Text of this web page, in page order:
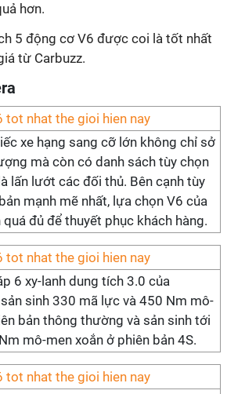
hơn.
5 động cơ V6 được coi là tốt nhất
từ Carbuzz.
xe hạng sang cỡ lớn không chỉ sở
mà còn có danh sách tùy chọn
lấn lướt các đối thủ. Bên cạnh tùy
mạnh mẽ nhất, lựa chọn V6 của
đủ để thuyết phục khách hàng.
6 xy-lanh dung tích 3.0 của
sinh 330 mã lực và 450 Nm mô-
bản thông thường và sản sinh tới
mô-men xoắn ở phiên bản 4S.